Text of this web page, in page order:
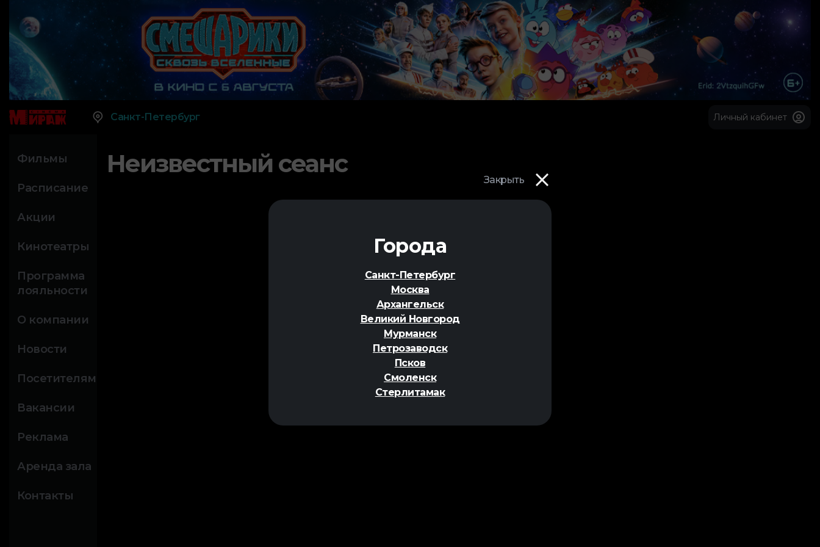
Закрыть
Города
Санкт-Петербург
Москва
Архангельск
Великий Новгород
Мурманск
Петрозаводск
Псков
Смоленск
Стерлитамак
Санкт-Петербург Личный кабинет
Фильмы
Расписание
Акции
Кинотеатры
Программа
лояльности
О компании
Новости
Посетителям
Вакансии
Реклама
Аренда зала
Контакты
Неизвестный сеанс